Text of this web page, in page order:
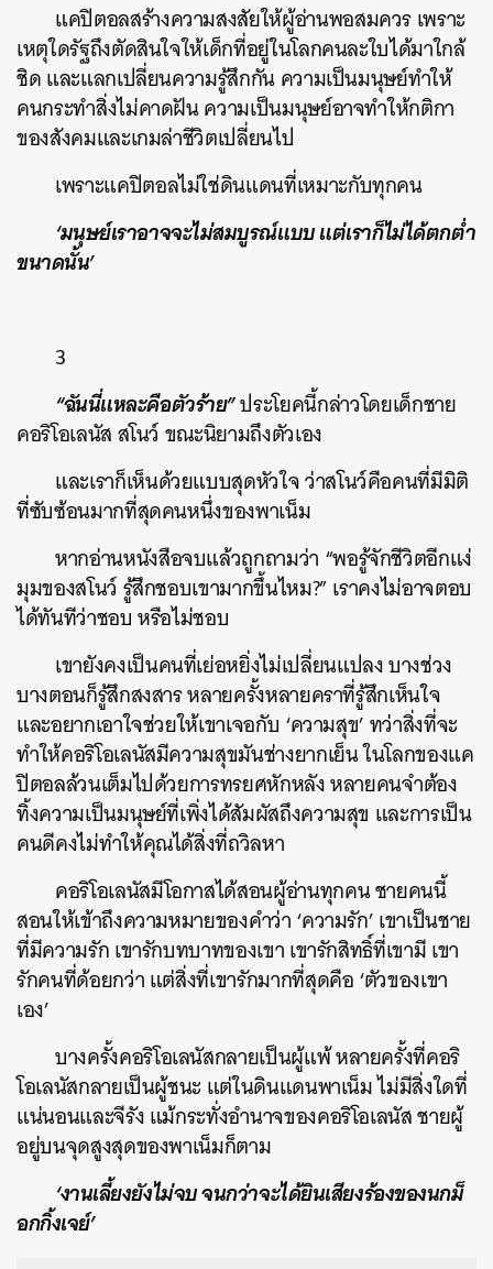
แคปิตอลสร้างความสงสัยให้ผู้อ่านพอสมควร เพราะ
เหตุใดรัฐถึงตัดสินใจให้เด็กที่อยู่ในโลกคนละใบได้มาใกล้
ชิด และแลกเปลี่ยนความรู้สึกกัน ความเป็นมนุษย์ทำให้
คนกระทำสิ่งไม่คาดฝัน ความเป็นมนุษย์อาจทำให้กติกา
ของสังคมและเกมล่าชีวิตเปลี่ยนไป
เพราะแคปิตอลไม่ใช่ดินแดนที่เหมาะกับทุกคน
‘มนุษย์เราอาจจะไม่สมบูรณ์แบบ แต่เราก็ไม่ได้ตกต่ำ
ขนาดนั้น’
3
“ฉันนี่แหละคือตัวร้าย”ประโยคนี้กล่าวโดยเด็กชาย
คอริโอเลนัส สโนว์ ขณะนิยามถึงตัวเอง
และเราก็เห็นด้วยแบบสุดหัวใจ ว่าสโนว์คือคนที่มีมิติ
ที่ซับซ้อนมากที่สุดคนหนึ่งของพาเน็ม
หากอ่านหนังสือจบแล้วถูกถามว่า “พอรู้จักชีวิตอีกแง่
มุมของสโนว์ รู้สึกชอบเขามากขึ้นไหม?” เราคงไม่อาจตอบ
ได้ทันทีว่าชอบ หรือไม่ชอบ
เขายังคงเป็นคนที่เย่อหยิ่งไม่เปลี่ยนแปลง บางช่วง
บางตอนก็รู้สึกสงสาร หลายครั้งหลายคราที่รู้สึกเห็นใจ
และอยากเอาใจช่วยให้เขาเจอกับ ‘ความสุข’ ทว่าสิ่งที่จะ
ทำให้คอริโอเลนัสมีความสุขมันช่างยากเย็น ในโลกของแค
ปิตอลล้วนเต็มไปด้วยการทรยศหักหลัง หลายคนจำต้อง
ทิ้งความเป็นมนุษย์ที่เพิ่งได้สัมผัสถึงความสุข และการเป็น
คนดีคงไม่ทำให้คุณได้สิ่งที่ถวิลหา
คอริโอเลนัสมีโอกาสได้สอนผู้อ่านทุกคน ชายคนนี้
สอนให้เข้าถึงความหมายของคำว่า ‘ความรัก’ เขาเป็นชาย
ที่มีความรัก เขารักบทบาทของเขา เขารักสิทธิ์ที่เขามี เขา
รักคนที่ด้อยกว่า แต่สิ่งที่เขารักมากที่สุดคือ ‘ตัวของเขา
เอง’
บางครั้งคอริโอเลนัสกลายเป็นผู้แพ้ หลายครั้งที่คอริ
โอเลนัสกลายเป็นผู้ชนะ แต่ในดินแดนพาเน็ม ไม่มีสิ่งใดที่
แน่นอนและจีรัง แม้กระทั่งอำนาจของคอริโอเลนัส ชายผู้
อยู่บนจุดสูงสุดของพาเน็มก็ตาม
‘งานเลี้ยงยังไม่จบ จนกว่าจะได้ยินเสียงร้องของนกม็
อกกิ้งเจย์’